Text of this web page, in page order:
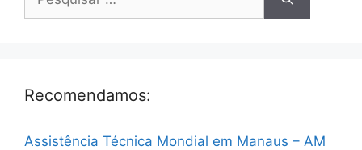
por:
Recomendamos:
Assistência Técnica Mondial em Manaus – AM